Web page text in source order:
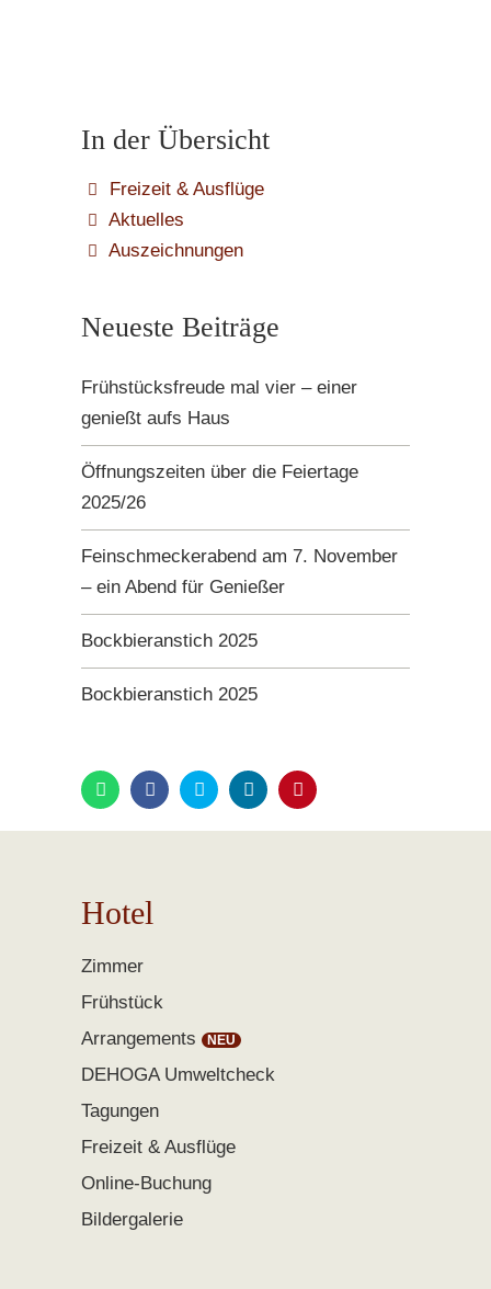
In der Übersicht
Freizeit & Ausflüge
Aktuelles
Auszeichnungen
Neueste Beiträge
Frühstücksfreude mal vier – einer
genießt aufs Haus
Öffnungszeiten über die Feiertage
2025/26
Feinschmeckerabend am 7. November
– ein Abend für Genießer
Bockbieranstich 2025
Bockbieranstich 2025
Hotel
Zimmer
Frühstück
Arrangements
DEHOGA Umweltcheck
Tagungen
Freizeit & Ausflüge
Online-Buchung
Bildergalerie